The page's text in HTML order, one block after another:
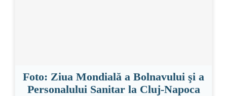
Foto: Ziua Mondială a Bolnavului şi a
Personalului Sanitar la Cluj-Napoca